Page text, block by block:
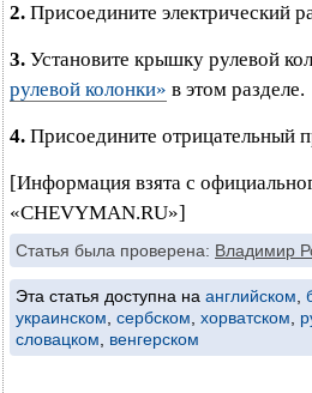
2. Присоедините электрический
3. Установите крышку рулевой
рулевой колонки» в этом разделе.
4. Присоедините отрицательный
[Информация взята с
«CHEVYMAN.RU»]
Статья была проверена: Владимир
Эта статья доступна на английском
украинском сербском хорватском
словацком
венгерском